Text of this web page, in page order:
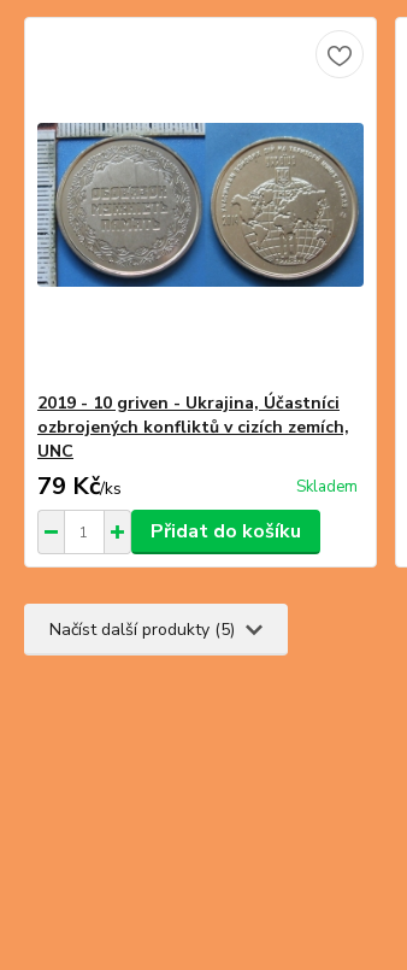
2019 - 10 griven - Ukrajina, Účastníci
ozbrojených konfliktů v cizích zemích,
UNC
79 Kč/ks Skladem
Přidat do košíku
Načíst další produkty (5)